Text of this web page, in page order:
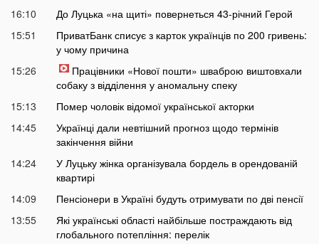
16:10
До Луцька «на щиті» повернеться 43-річний Герой
15:51
ПриватБанк списує з карток українців по 200 гривень:
у чому причина
15:26
Працівники «Нової пошти» шваброю виштовхали
собаку з відділення у аномальну спеку
15:13
Помер чоловік відомої української акторки
14:45
Українці дали невтішний прогноз щодо термінів
закінчення війни
14:24
У Луцьку жінка організувала бордель в орендованій
квартирі
14:09
Пенсіонери в Україні будуть отримувати по дві пенсії
13:55
Які українські області найбільше постраждають від
глобального потепління: перелік